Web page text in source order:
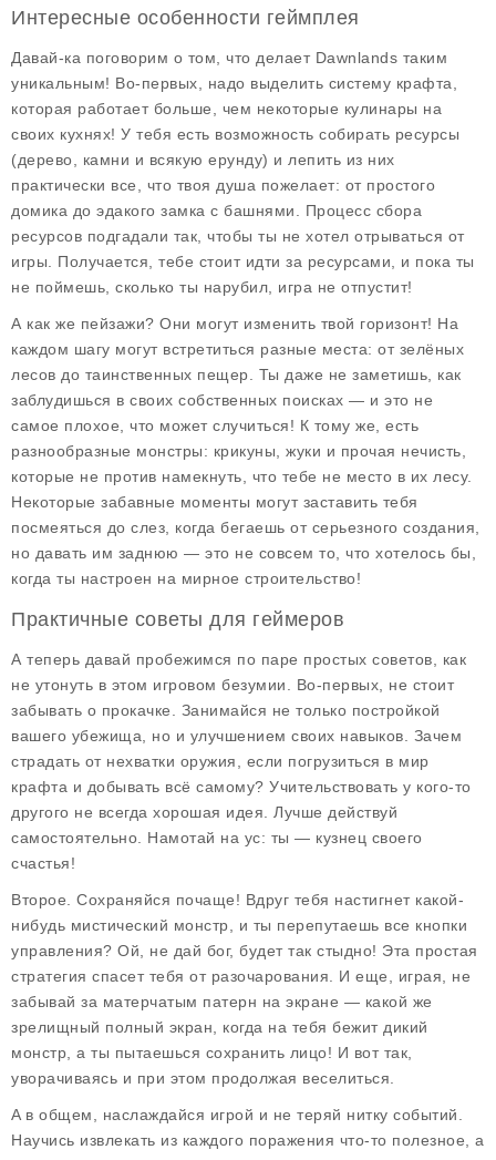
Интересные особенности геймплея
Давай-ка поговорим о том, что делает Dawnlands таким
уникальным! Во-первых, надо выделить систему крафта,
которая работает больше, чем некоторые кулинары на
своих кухнях! У тебя есть возможность собирать ресурсы
(дерево, камни и всякую ерунду) и лепить из них
практически все, что твоя душа пожелает: от простого
домика до эдакого замка с башнями. Процесс сбора
ресурсов подгадали так, чтобы ты не хотел отрываться от
игры. Получается, тебе стоит идти за ресурсами, и пока ты
не поймешь, сколько ты нарубил, игра не отпустит!
А как же пейзажи? Они могут изменить твой горизонт! На
каждом шагу могут встретиться разные места: от зелёных
лесов до таинственных пещер. Ты даже не заметишь, как
заблудишься в своих собственных поисках — и это не
самое плохое, что может случиться! К тому же, есть
разнообразные монстры: крикуны, жуки и прочая нечисть,
которые не против намекнуть, что тебе не место в их лесу.
Некоторые забавные моменты могут заставить тебя
посмеяться до слез, когда бегаешь от серьезного создания,
но давать им заднюю — это не совсем то, что хотелось бы,
когда ты настроен на мирное строительство!
Практичные советы для геймеров
А теперь давай пробежимся по паре простых советов, как
не утонуть в этом игровом безумии. Во-первых, не стоит
забывать о прокачке. Занимайся не только постройкой
вашего убежища, но и улучшением своих навыков. Зачем
страдать от нехватки оружия, если погрузиться в мир
крафта и добывать всё самому? Учительствовать у кого-то
другого не всегда хорошая идея. Лучше действуй
самостоятельно. Намотай на ус: ты — кузнец своего
счастья!
Второе. Сохраняйся почаще! Вдруг тебя настигнет какой-
нибудь мистический монстр, и ты перепутаешь все кнопки
управления? Ой, не дай бог, будет так стыдно! Эта простая
стратегия спасет тебя от разочарования. И еще, играя, не
забывай за матерчатым патерн на экране — какой же
зрелищный полный экран, когда на тебя бежит дикий
монстр, а ты пытаешься сохранить лицо! И вот так,
уворачиваясь и при этом продолжая веселиться.
A в общем, наслаждайся игрой и не теряй нитку событий.
Научись извлекать из каждого поражения что-то полезное, а